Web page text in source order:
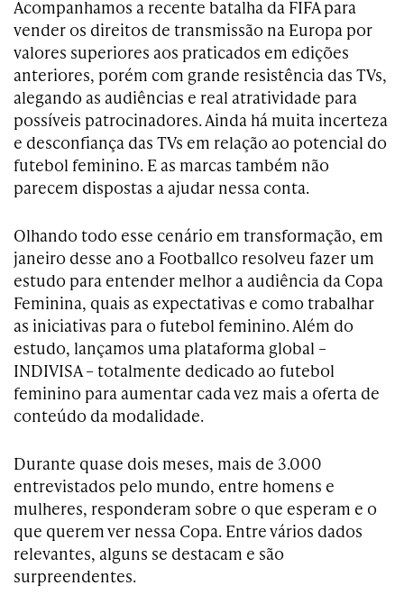
Acompanhamos a recente batalha da FIFA para
vender os direitos de transmissão na Europa por
valores superiores aos praticados em edições
anteriores, porém com grande resistência das TVs,
alegando as audiências e real atratividade para
possíveis patrocinadores. Ainda há muita incerteza
e desconfiança das TVs em relação ao potencial do
futebol feminino. E as marcas também não
parecem dispostas a ajudar nessa conta.
Olhando todo esse cenário em transformação, em
janeiro desse ano a Footballco resolveu fazer um
estudo para entender melhor a audiência da Copa
Feminina, quais as expectativas e como trabalhar
as iniciativas para o futebol feminino. Além do
estudo, lançamos uma plataforma global –
INDIVISA – totalmente dedicado ao futebol
feminino para aumentar cada vez mais a oferta de
conteúdo da modalidade.
Durante quase dois meses, mais de 3.000
entrevistados pelo mundo, entre homens e
mulheres, responderam sobre o que esperam e o
que querem ver nessa Copa. Entre vários dados
relevantes, alguns se destacam e são
surpreendentes.